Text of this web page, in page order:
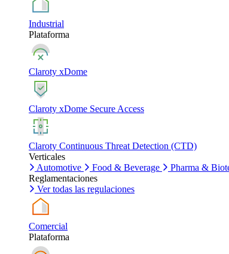
Industrial
Plataforma
Claroty xDome
Claroty xDome Secure Access
Claroty Continuous Threat Detection (CTD)
Verticales
Automotive
Food & Beverage Pharma &
Reglamentaciones
Ver todas las regulaciones
Comercial
Plataforma